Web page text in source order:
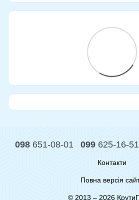
098 651-08-01 099 625-16-51
Контакти
Повна версія
© 2013 – 2026